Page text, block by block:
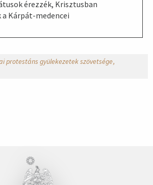
érezzék, Krisztusban
Kárpát-medencei
protestáns gyülekezetek szövetsége